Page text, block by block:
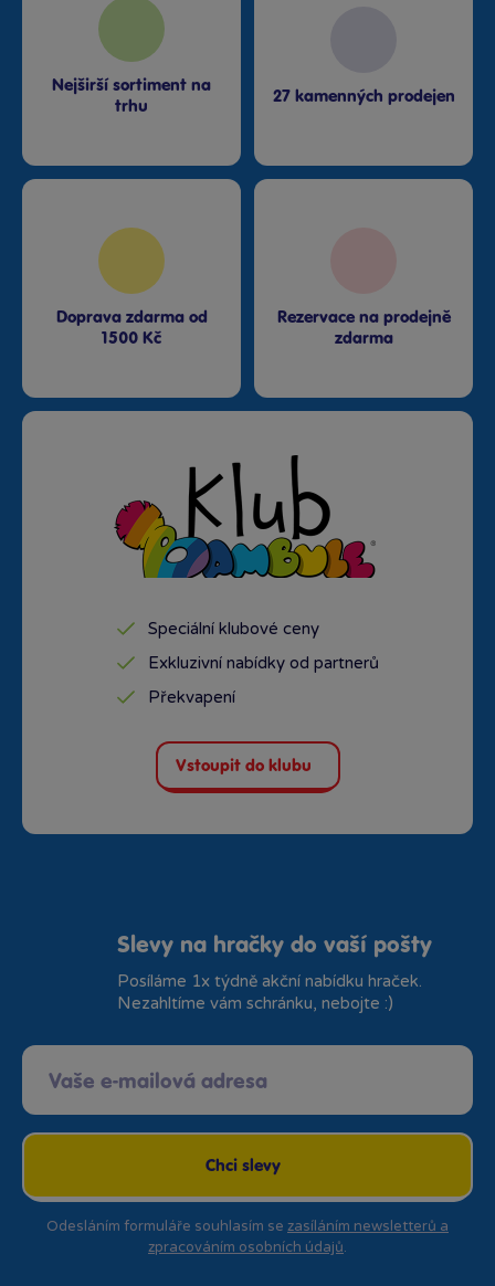
Nejširší sortiment na
trhu
27 kamenných prodejen
Doprava zdarma od
1500 Kč
Rezervace na prodejně
zdarma
Speciální klubové ceny
Exkluzivní nabídky od partnerů
Překvapení
Vstoupit do klubu
Slevy na hračky do vaší pošty
Posíláme 1x týdně akční nabídku hraček.
Nezahltíme vám schránku, nebojte :)
Chci slevy
Odesláním formuláře souhlasím se zasíláním newsletterů a
zpracováním osobních údajů.